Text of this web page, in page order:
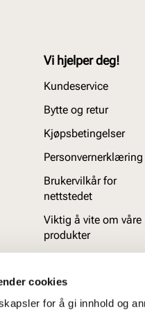
cookies
for å gi innhold og
Vi hjelper deg!
Kundeservice
Bytte og retur
Kjøpsbetingelser
Personvernerklæring
Brukervilkår for
nettstedet
Viktig å vite om våre
produkter